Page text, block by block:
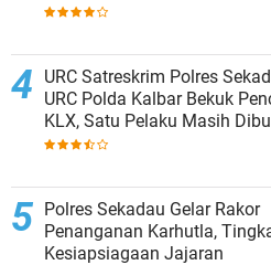
URC Satreskrim Polres
URC Polda Kalbar Bekuk
KLX, Satu Pelaku Masih
Polres Sekadau Gelar Rakor
Penanganan Karhutla,
Kesiapsiagaan Jajaran